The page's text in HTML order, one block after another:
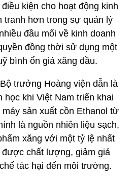
kiện cho hoạt động kinh
tranh hơn trong sự quản lý
đầu mối về kinh doanh
đồng thời sử dụng một
bình ổn giá xăng dầu.
trưởng Hoàng viện dẫn là
học khi Việt Nam triển khai
sản xuất cồn Ethanol từ
là nguồn nhiên liệu sạch,
xăng với một tỷ lệ nhất
chất lượng, giảm giá
tác hại đến môi trường.